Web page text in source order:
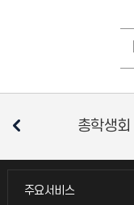
총학생회
주요서비스
주요서비스